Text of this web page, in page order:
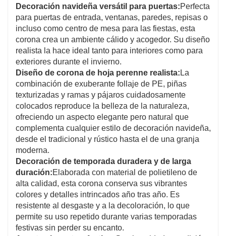
Decoración navideña versátil para puertas:Perfecta
para puertas de entrada, ventanas, paredes, repisas o
incluso como centro de mesa para las fiestas, esta
corona crea un ambiente cálido y acogedor. Su diseño
realista la hace ideal tanto para interiores como para
exteriores durante el invierno.
Diseño de corona de hoja perenne realista: La
combinación de exuberante follaje de PE, piñas
texturizadas y ramas y pájaros cuidadosamente
colocados reproduce la belleza de la naturaleza,
ofreciendo un aspecto elegante pero natural que
complementa cualquier estilo de decoración navideña,
desde el tradicional y rústico hasta el de una granja
moderna.
Decoración de temporada duradera y de larga
duración:Elaborada con material de polietileno de
alta calidad, esta corona conserva sus vibrantes
colores y detalles intrincados año tras año. Es
resistente al desgaste y a la decoloración, lo que
permite su uso repetido durante varias temporadas
festivas sin perder su encanto.